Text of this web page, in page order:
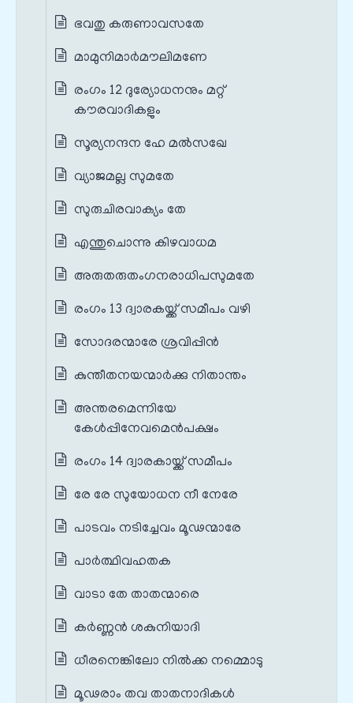
ഭവതു കരുണാവസതേ
മാമുനിമാർമൗലിമണേ
രംഗം 12 ദുര്യോധനനും മറ്റ്
കൗരവാദികളും
സൂര്യനന്ദന ഹേ മൽസഖേ
വ്യാജമല്ല സുമതേ
സുരുചിരവാക്യം തേ
എന്തുചൊന്നു കിഴവാധമ
അരുതരുതംഗനരാധിപസുമതേ
രംഗം 13 ദ്വാരകയ്ക്ക് സമീപം വഴി
സോദരന്മാരേ ശ്രവിപ്പിൻ
കുന്തീതനയന്മാർക്കു നിതാന്തം
അന്തരമെന്നിയേ
കേൾപ്പിനേവമെൻപക്ഷം
രംഗം 14 ദ്വാരകായ്ക്ക് സമീപം
രേ രേ സുയോധന നീ നേരേ
പാടവം നടിച്ചേവം മൂഢന്മാരേ
പാർത്ഥിവഹതക
വാടാ തേ താതന്മാരെ
കർണ്ണൻ ശകുനിയാദി
ധീരനെങ്കിലോ നിൽക്ക നമ്മൊടു
മൂഢരാം തവ താതനാദികൾ